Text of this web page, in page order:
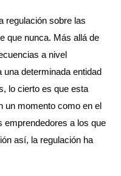
regulación sobre las
que nunca. Más allá de
a nivel
determinada entidad
lo cierto es que esta
un momento como en el
emprendedores a los que
así, la regulación ha